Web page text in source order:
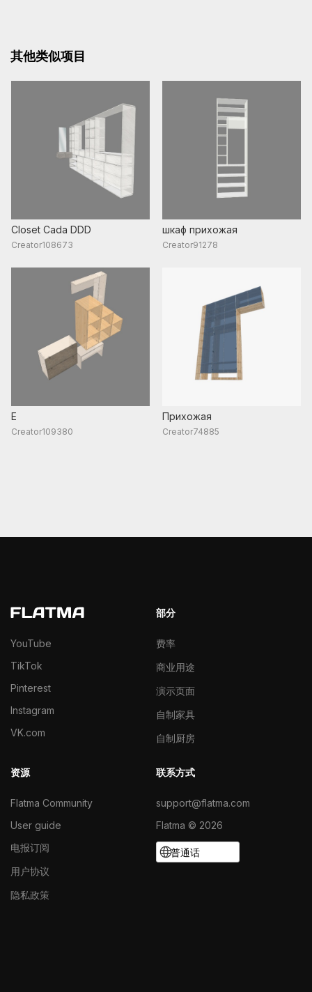
其他类似项目
Closet Cada DDD
Creator108673
шкаф прихожая
Creator91278
E
Creator109380
Прихожая
Creator74885
YouTube
TikTok
Pinterest
Instagram
VK.com
部分
费率
商业用途
演示页面
自制家具
自制厨房
资源
Flatma Community
User guide
电报订阅
用户协议
隐私政策
联系方式
support@flatma.com
Flatma © 2026
普通话